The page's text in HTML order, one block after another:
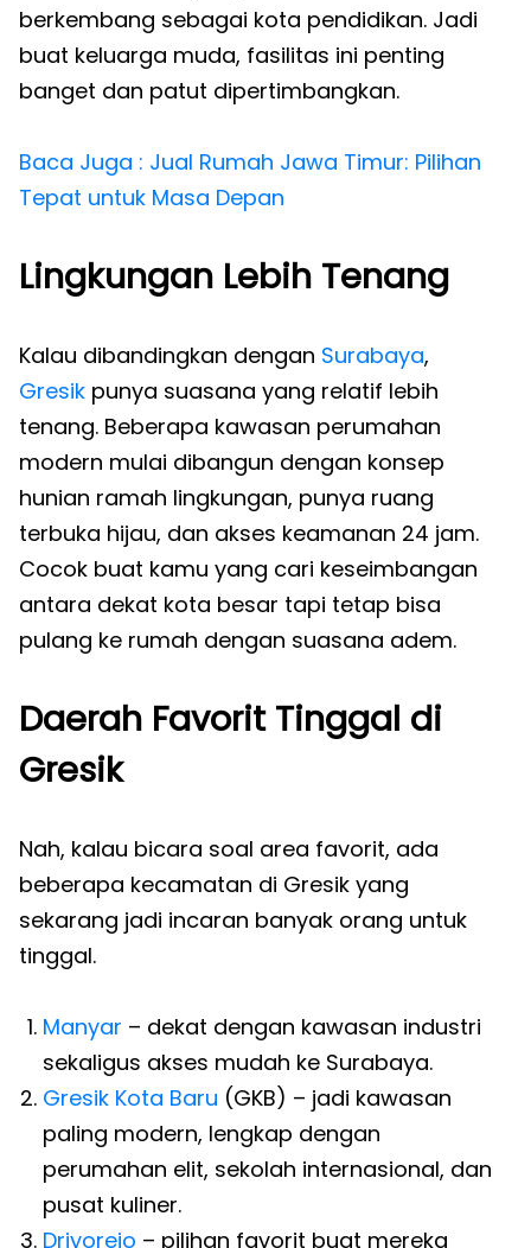
berkembang sebagai kota pendidikan. Jadi
buat keluarga muda, fasilitas ini penting
banget dan patut dipertimbangkan.
Baca Juga : Jual Rumah Jawa Timur: Pilihan
Tepat untuk Masa Depan
Lingkungan Lebih Tenang
Kalau dibandingkan dengan Surabaya,
Gresik punya suasana yang relatif lebih
tenang. Beberapa kawasan perumahan
modern mulai dibangun dengan konsep
hunian ramah lingkungan, punya ruang
terbuka hijau, dan akses keamanan 24 jam.
Cocok buat kamu yang cari keseimbangan
antara dekat kota besar tapi tetap bisa
pulang ke rumah dengan suasana adem.
Daerah Favorit Tinggal di
Gresik
Nah, kalau bicara soal area favorit, ada
beberapa kecamatan di Gresik yang
sekarang jadi incaran banyak orang untuk
tinggal.
Manyar – dekat dengan kawasan industri
sekaligus akses mudah ke Surabaya.
Gresik Kota Baru (GKB) – jadi kawasan
paling modern, lengkap dengan
perumahan elit, sekolah internasional, dan
pusat kuliner.
Driyorejo – pilihan favorit buat mereka